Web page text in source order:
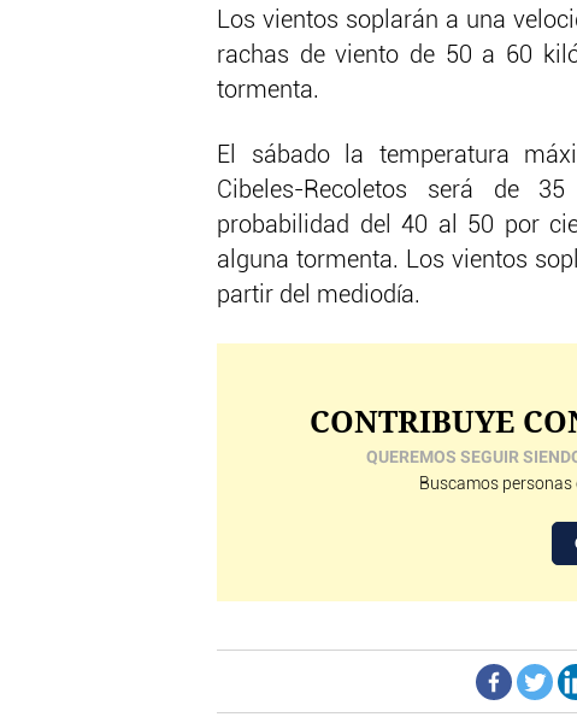
Los vientos soplarán a una
rachas de viento de 50 a 60
tormenta.
El sábado la temperatura
Cibeles-Recoletos será de
probabilidad del 40 al 50 por
alguna tormenta. Los vientos
partir del mediodía.
CONTRIBUYE
QUEREMOS SEGUIR
Buscamos